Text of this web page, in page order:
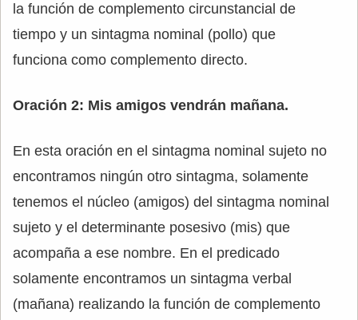
la función de complemento circunstancial de
tiempo y un sintagma nominal (pollo) que
funciona como complemento directo.
Oración 2: Mis amigos vendrán mañana.
En esta oración en el sintagma nominal sujeto no
encontramos ningún otro sintagma, solamente
tenemos el núcleo (amigos) del sintagma nominal
sujeto y el determinante posesivo (mis) que
acompaña a ese nombre. En el predicado
solamente encontramos un sintagma verbal
(mañana) realizando la función de complemento